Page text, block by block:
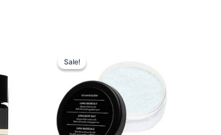
Sale!
Sale!
was:
99,00 kr..